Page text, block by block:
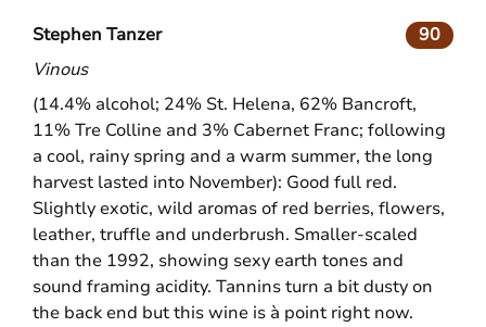
90
Stephen Tanzer
Vinous
(14.4% alcohol; 24% St. Helena, 62% Bancroft,
11% Tre Colline and 3% Cabernet Franc; following
a cool, rainy spring and a warm summer, the long
harvest lasted into November): Good full red.
Slightly exotic, wild aromas of red berries, flowers,
leather, truffle and underbrush. Smaller-scaled
than the 1992, showing sexy earth tones and
sound framing acidity. Tannins turn a bit dusty on
the back end but this wine is à point right now.